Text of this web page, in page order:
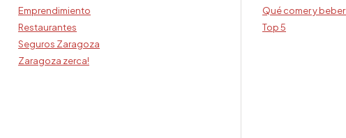
Emprendimiento
Restaurantes
Seguros Zaragoza
Zaragoza zerca!
Qué comer y
Top 5